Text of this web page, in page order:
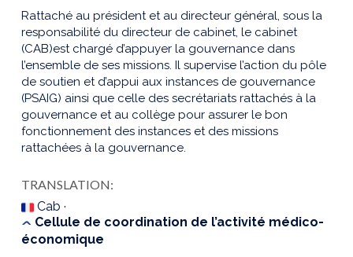
Rattaché au président et au directeur général, sous la
responsabilité du directeur de cabinet, le cabinet
(CAB)est chargé d’appuyer la gouvernance dans
l’ensemble de ses missions. Il supervise l’action du pôle
de soutien et d’appui aux instances de gouvernance
(PSAIG) ainsi que celle des secrétariats rattachés à la
gouvernance et au collège pour assurer le bon
fonctionnement des instances et des missions
rattachées à la gouvernance.
TRANSLATION:
Cab ·
Cellule de coordination de l’activité médico-
économique